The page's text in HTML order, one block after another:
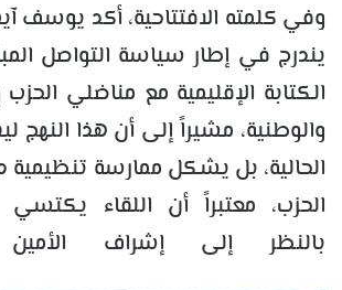
وفي كلمته الافتتاحية، أكد يوسف
يندرج في إطار سياسة التواصل
الكتابة الإقليمية مع مناضلي الحزب
والوطنية، مشيراً إلى أن هذا النهج
الحالية، بل يشكل ممارسة تنظيمية
الحزب، معتبراً أن اللقاء يكتسي
بالنظر إلى إشراف